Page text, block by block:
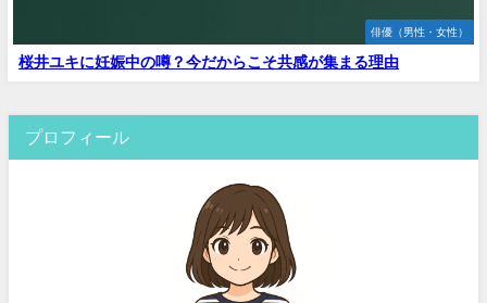
俳優（男性・女性）
桜井ユキに妊娠中の噂？今だからこそ共感が集まる理由
プロフィール